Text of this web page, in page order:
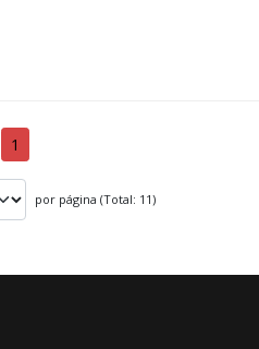
1
por página (Total: 11)